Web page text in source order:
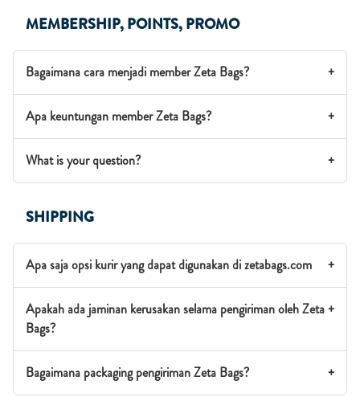
MEMBERSHIP, POINTS, PROMO
Bagaimana cara menjadi member Zeta Bags? +
Apa keuntungan member Zeta Bags? +
What is your question? +
SHIPPING
Apa saja opsi kurir yang dapat digunakan di zetabags.com +
Apakah ada jaminan kerusakan selama pengiriman oleh Zeta
Bags?
+
Bagaimana packaging pengiriman Zeta Bags? +